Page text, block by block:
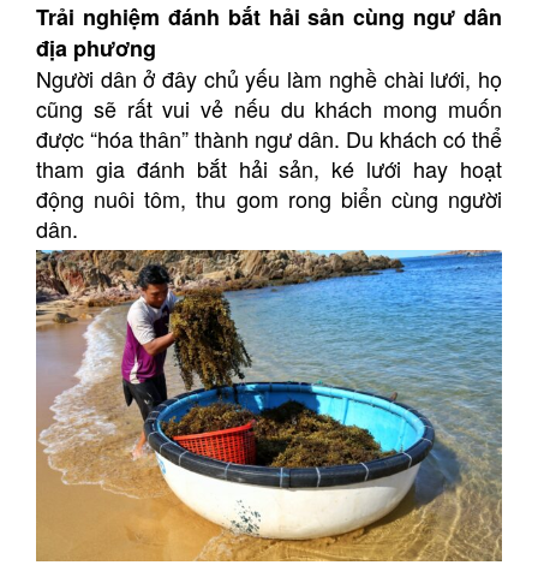
Trải nghiệm đánh bắt hải sản cùng ngư dân
địa phương
Người dân ở đây chủ yếu làm nghề chài lưới, họ
cũng sẽ rất vui vẻ nếu du khách mong muốn
được “hóa thân” thành ngư dân. Du khách có thể
tham gia đánh bắt hải sản, ké lưới hay hoạt
động nuôi tôm, thu gom rong biển cùng người
dân.